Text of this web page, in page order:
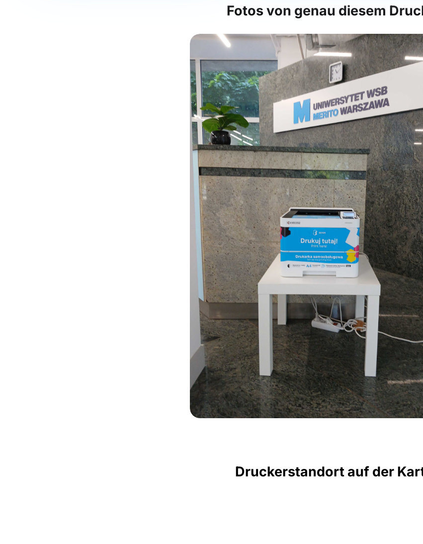
Fotos von genau diesem
Druckerstandort auf der